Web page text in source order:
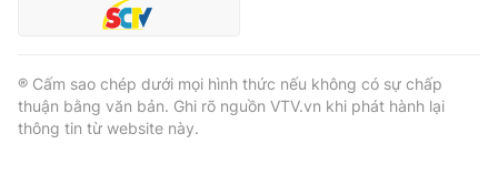
® Cấm sao chép dưới mọi hình thức nếu không có sự chấp
thuận bằng văn bản. Ghi rõ nguồn VTV.vn khi phát hành lại
thông tin từ website này.